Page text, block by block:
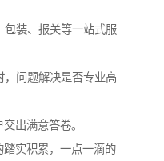
包装、报关等一站式服
，问题解决是否专业高
出满意答卷。
实积累，一点一滴的